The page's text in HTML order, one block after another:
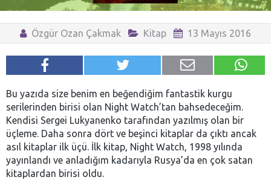
Özgür Ozan Çakmak Kitap 13 Mayıs 2016
Bu yazıda size benim en beğendiğim fantastik kurgu
serilerinden birisi olan Night Watch’tan bahsedeceğim.
Kendisi Sergei Lukyanenko tarafından yazılmış olan bir
üçleme. Daha sonra dört ve beşinci kitaplar da çıktı ancak
asıl kitaplar ilk üçü. İlk kitap, Night Watch, 1998 yılında
yayınlandı ve anladığım kadarıyla Rusya’da en çok satan
kitaplardan birisi oldu.